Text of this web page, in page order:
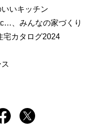
いキッチン
、みんなの家づくり
宅カタログ2024